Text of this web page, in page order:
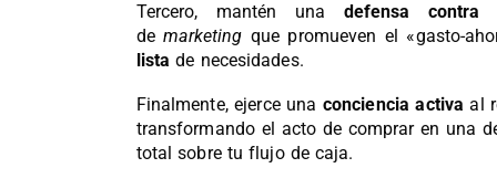
Tercero, mantén una defensa contra
demarketing que promueven el «gasto-
lista de necesidades.
Finalmente, ejerce una conciencia activa al
transformando el acto de comprar en una
total sobre tu flujo de caja.